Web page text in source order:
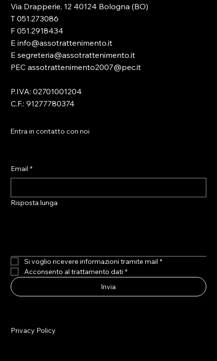
Via Drapperie, 12 40124 Bologna (BO)
T 051.273086
F 051.2918434
E info@assotrattenimento.it
E segreteria@assotrattenimento.it
PEC assotrattenimento2007@pec.it
P.IVA: 02701001204
C.F.: 91277780374
Entra in contatto con noi
Email *
Risposta lunga
Si voglio ricevere informazioni tramite mail *
Acconsento al trattamento dati *
Invia
Privacy Policy